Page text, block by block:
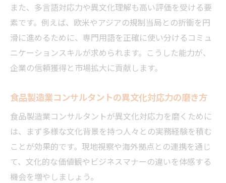
また、多言語対応力や異文化理解も高い評価を受ける要
素です。例えば、欧米やアジアの規制当局との折衝を円
滑に進めるために、専門用語を正確に使い分けるコミュ
ニケーションスキルが求められます。こうした能力が、
企業の信頼獲得と市場拡大に貢献します。
食品製造業コンサルタントの異文化対応力の磨き方
食品製造業コンサルタントが異文化対応力を磨くために
は、まず多様な文化背景を持つ人々との実務経験を積む
ことが効果的です。現地視察や海外拠点との連携を通じ
て、文化的な価値観やビジネスマナーの違いを体感する
機会を増やしましょう。